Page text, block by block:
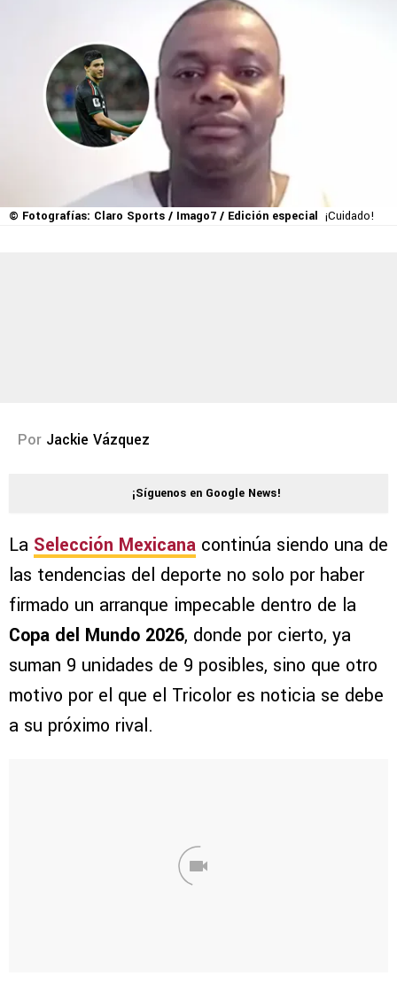
© Fotografías: Claro Sports / Imago7 / Edición especial ¡Cuidado!
Por Jackie Vázquez
¡Síguenos en Google News!
La Selección Mexicana continúa siendo una de
las tendencias del deporte no solo por haber
firmado un arranque impecable dentro de la
Copa del Mundo 2026, donde por cierto, ya
suman 9 unidades de 9 posibles, sino que otro
motivo por el que el Tricolor es noticia se debe
a su próximo rival.